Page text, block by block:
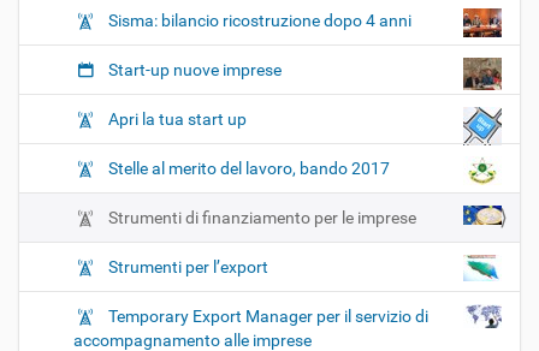
Sisma: bilancio ricostruzione dopo 4 anni
Start-up nuove imprese
Apri la tua start up
Stelle al merito del lavoro, bando 2017
Strumenti di finanziamento per le imprese
Strumenti per l’export
Temporary Export Manager per il servizio di
accompagnamento alle imprese